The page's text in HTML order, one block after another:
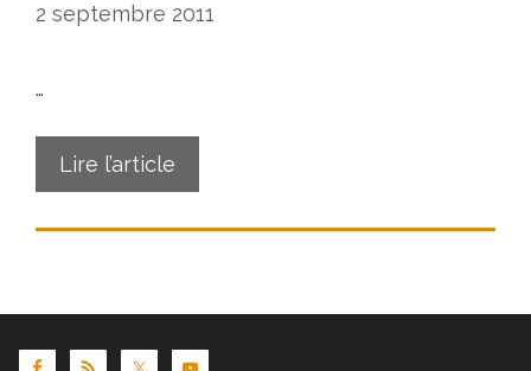
2 septembre 2011
…
Lire l’article